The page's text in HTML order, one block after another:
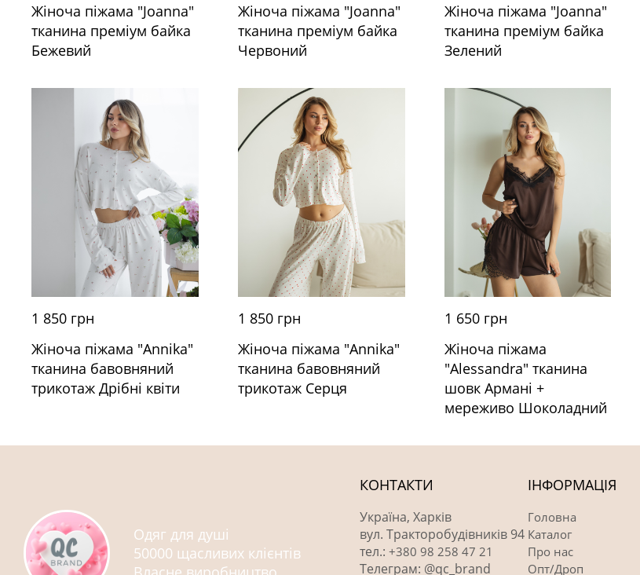
Жіноча піжама "Joanna"
тканина преміум байка
Бежевий
Жіноча піжама "Joanna"
тканина преміум байка
Червоний
Жіноча піжама "Joanna"
тканина преміум байка
Зелений
1 850 грн
Жіноча піжама "Annika"
тканина бавовняний
трикотаж Дрібні квіти
1 850 грн
Жіноча піжама "Annika"
тканина бавовняний
трикотаж Серця
1 650 грн
Жіноча піжама
"Alessandra" тканина
шовк Армані +
мереживо Шоколадний
Одяг для душі
50000 щасливих клієнтів
КОНТАКТИ
Україна, Харків
вул. Тракторобудівників 94
тел.: +380 98 258 47 21
Телеграм: @qc_brand
ІНФОРМАЦІЯ
Головна
Каталог
Про нас
Опт/Дроп